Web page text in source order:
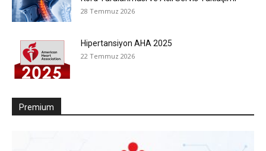
28 Temmuz 2026
Hipertansiyon AHA 2025
22 Temmuz 2026
Premium